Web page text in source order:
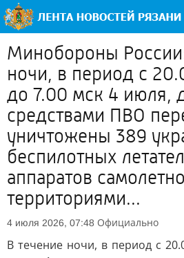
Минобороны
ночи, в период с
до 7.00 мск 4 июля,
средствами ПВО
уничтожены 389
беспилотных
аппаратов
территориями...
4 июля 2026, 07:48 Официально
В течение ночи, в период с